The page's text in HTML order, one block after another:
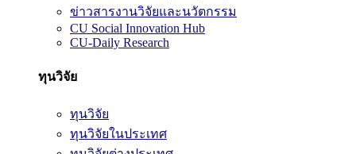
ข่าวสารงานวิจัยและนวัตกรรม
CU Social Innovation Hub
CU-Daily Research
ทุนวิจัย
ทุนวิจัย
ทุนวิจัยในประเทศ